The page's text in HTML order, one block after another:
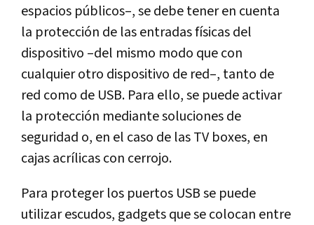
espacios públicos–, se debe tener en cuenta
la protección de las entradas físicas del
dispositivo –del mismo modo que con
cualquier otro dispositivo de red–, tanto de
red como de USB. Para ello, se puede activar
la protección mediante soluciones de
seguridad o, en el caso de las TV boxes, en
cajas acrílicas con cerrojo.
Para proteger los puertos USB se puede
utilizar escudos, gadgets que se colocan entre